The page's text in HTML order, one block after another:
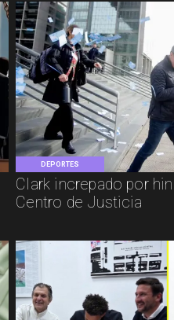
DEPORTES
Clark increpado por
Centro de Justicia